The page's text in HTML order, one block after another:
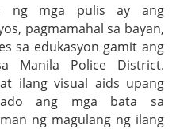
ng mga pulis ay ang
pagmamahal sa bayan,
sa edukasyon gamit ang
Manila Police District.
ilang visual aids upang
ang mga bata sa
ng magulang ng ilang